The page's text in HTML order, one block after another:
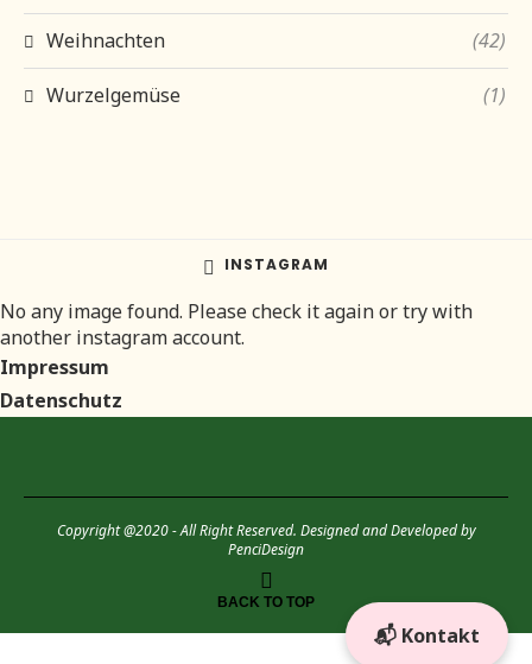
📬 Kontakt
Weihnachten (42)
Wurzelgemüse (1)
INSTAGRAM
No any image found. Please check it again or try with
another instagram account.
Impressum
Datenschutz
Copyright @2020 - All Right Reserved. Designed and Developed by
PenciDesign
BACK TO TOP